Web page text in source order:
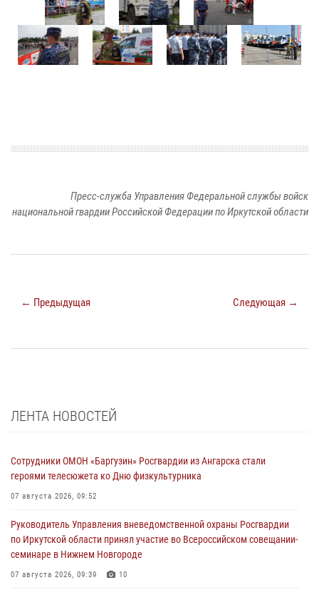
Пресс-служба Управления Федеральной службы войск
национальной гвардии Российской Федерации по Иркутской области
← Предыдущая Следующая →
ЛЕНТА НОВОСТЕЙ
Сотрудники ОМОН «Баргузин» Росгвардии из Ангарска стали
героями телесюжета ко Дню физкультурника
07 августа 2026, 09:52
Руководитель Управления вневедомственной охраны Росгвардии
по Иркутской области принял участие во Всероссийском совещании-
семинаре в Нижнем Новгороде
07 августа 2026, 09:39 10